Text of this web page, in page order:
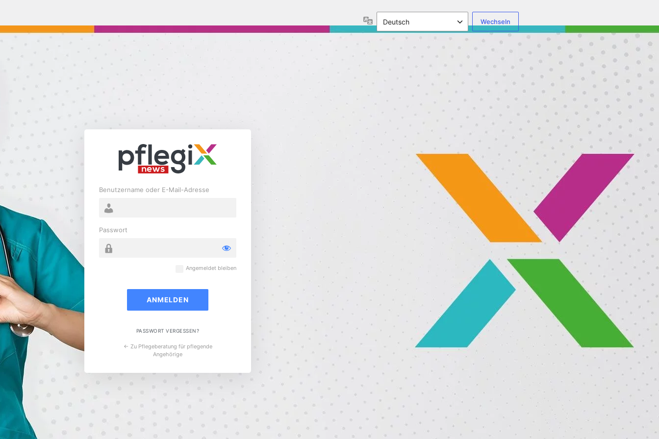
Benutzername oder E-Mail-Adresse
Passwort
Angemeldet bleiben
PASSWORT VERGESSEN?
← Zu Pflegeberatung für pflegende
Angehörige
Sprache